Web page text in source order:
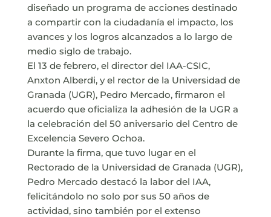
diseñado un programa de acciones destinado
a compartir con la ciudadanía el impacto, los
avances y los logros alcanzados a lo largo de
medio siglo de trabajo.
El 13 de febrero, el director del IAA-CSIC,
Anxton Alberdi, y el rector de la Universidad de
Granada (UGR), Pedro Mercado, firmaron el
acuerdo que oficializa la adhesión de la UGR a
la celebración del 50 aniversario del Centro de
Excelencia Severo Ochoa.
Durante la firma, que tuvo lugar en el
Rectorado de la Universidad de Granada (UGR),
Pedro Mercado destacó la labor del IAA,
felicitándolo no solo por sus 50 años de
actividad, sino también por el extenso